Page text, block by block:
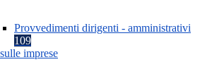
Provvedimenti dirigenti - amministrativi
109
imprese